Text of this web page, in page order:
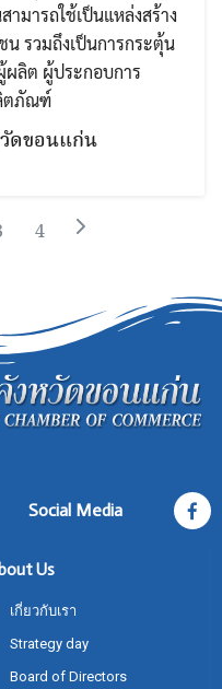
มารถใช้เป็นแหล่งสร้าง
น รวมถึงเป็นการกระตุ้น
ผลิต ผู้ประกอบการ
ตภัณฑ์
ดขอนแก่น
4
Social Media
Us
เกี่ยวกับเรา
Strategy day
Board of Directors